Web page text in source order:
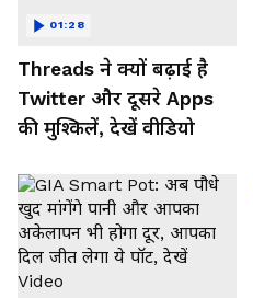
Threads ने क्यों बढ़ाई है
Twitter और दूसरे Apps
की मुश्किलें, देखें वीडियो
01:28